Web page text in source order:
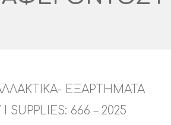
ΕΞΑΡΤΗΜΑΤΑ
666 – 2025